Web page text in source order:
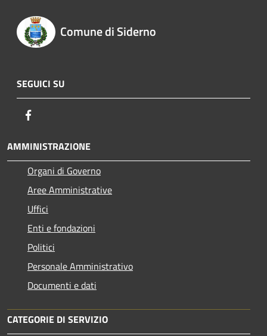
Comune di Siderno
SEGUICI SU
AMMINISTRAZIONE
Organi di Governo
Aree Amministrative
Uffici
Enti e fondazioni
Politici
Personale Amministrativo
Documenti e dati
CATEGORIE DI SERVIZIO